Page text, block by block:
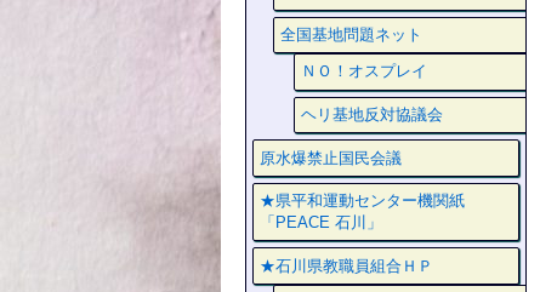
全国基地問題ネット
ＮＯ！オスプレイ
ヘリ基地反対協議会
原水爆禁止国民会議
★県平和運動センター機関紙
「PEACE 石川」
★石川県教職員組合ＨＰ